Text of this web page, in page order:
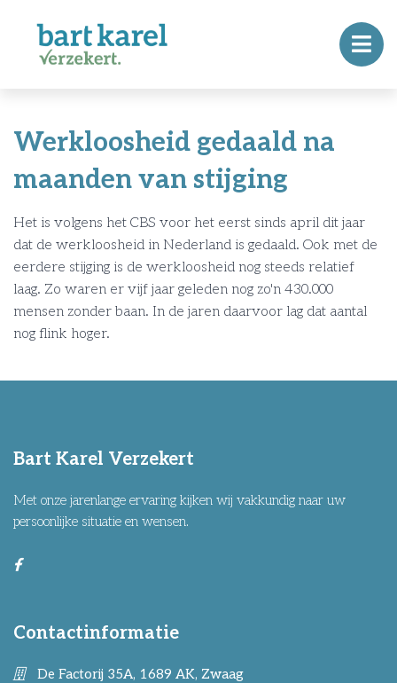
Werkloosheid gedaald na
maanden van stijging
Het is volgens het CBS voor het eerst sinds april dit jaar
dat de werkloosheid in Nederland is gedaald. Ook met de
eerdere stijging is de werkloosheid nog steeds relatief
laag. Zo waren er vijf jaar geleden nog zo'n 430.000
mensen zonder baan. In de jaren daarvoor lag dat aantal
nog flink hoger.
Bart Karel Verzekert
Met onze jarenlange ervaring kijken wij vakkundig naar uw
persoonlijke situatie en wensen.
Contactinformatie
De Factorij 35A, 1689 AK, Zwaag